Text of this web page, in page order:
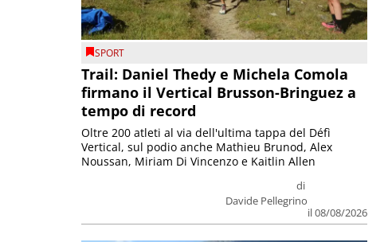
SPORT
Trail: Daniel Thedy e Michela Comola
firmano il Vertical Brusson-Bringuez a
tempo di record
di
Davide Pellegrino
il 08/08/2026
Oltre 200 atleti al via dell'ultima tappa del Défì
Vertical, sul podio anche Mathieu Brunod, Alex
Noussan, Miriam Di Vincenzo e Kaitlin Allen